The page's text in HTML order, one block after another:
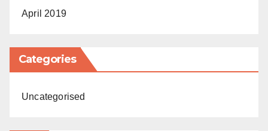
April 2019
Categories
Uncategorised